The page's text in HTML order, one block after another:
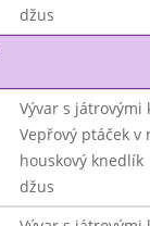
džus
Vývar s játrovými
Vepřový ptáček v
houskový knedlík
džus